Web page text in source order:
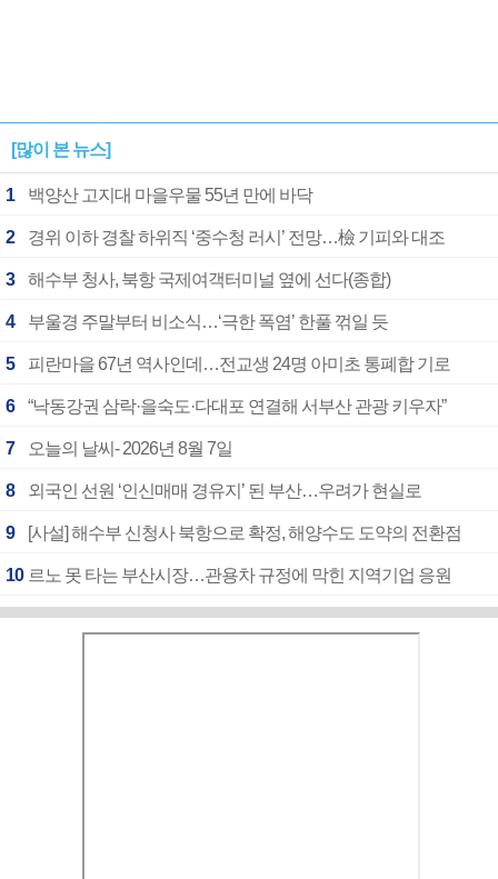
[많이 본 뉴스]
1 백양산 고지대 마을우물 55년 만에 바닥
2 경위 이하 경찰 하위직 ‘중수청 러시’ 전망…檢 기피와 대조
3 해수부 청사, 북항 국제여객터미널 옆에 선다(종합)
4 부울경 주말부터 비소식…‘극한 폭염’ 한풀 꺾일 듯
5 피란마을 67년 역사인데…전교생 24명 아미초 통폐합 기로
6 “낙동강권 삼락·을숙도·다대포 연결해 서부산 관광 키우자”
7 오늘의 날씨- 2026년 8월 7일
8 외국인 선원 ‘인신매매 경유지’ 된 부산…우려가 현실로
9 [사설] 해수부 신청사 북항으로 확정, 해양수도 도약의 전환점
10 르노 못 타는 부산시장…관용차 규정에 막힌 지역기업 응원